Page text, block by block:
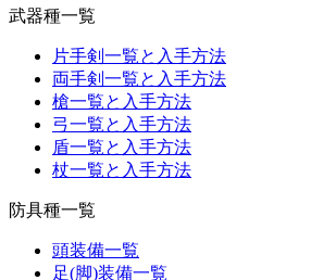
武器種一覧
片手剣一覧と入手方法
両手剣一覧と入手方法
槍一覧と入手方法
弓一覧と入手方法
盾一覧と入手方法
杖一覧と入手方法
防具種一覧
頭装備一覧
足(脚)装備一覧